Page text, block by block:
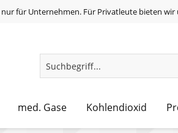
für Unternehmen. Für Privatleute bieten
med. Gase Kohlendioxid